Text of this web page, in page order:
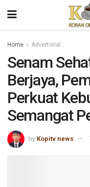
Home Advertorial
Senam
Berjaya,
Perkuat
Semangat
by Kopitv news